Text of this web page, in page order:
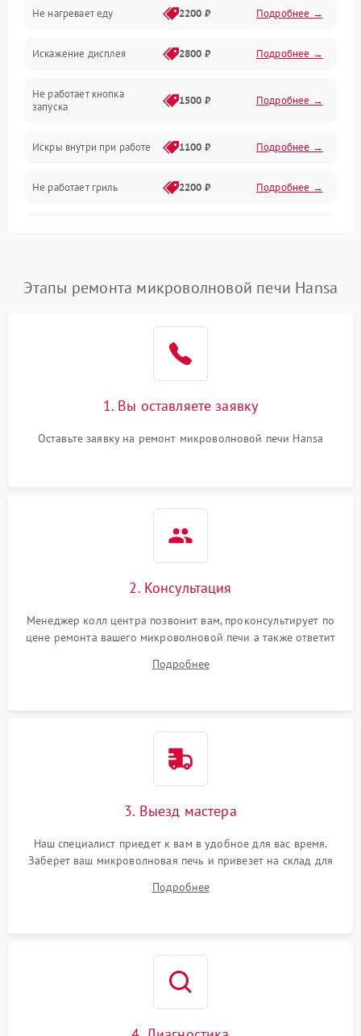
Механические повреждения
Питание и запуск
Нагрев и приготовление
Программное обеспечение
Не нагревает еду 2200 ₽ Подробнее →
Искажение дисплея 2800 ₽ Подробнее →
Не работает кнопка
запуска
1500 ₽ Подробнее →
Искры внутри при работе 1100 ₽ Подробнее →
Не работает гриль 2200 ₽ Подробнее →
Подробнее →
2200 ₽
Не работают сенсорные
1000 ₽
Этапы ремонта микроволновой печи Hansa
1. Вы оставляете заявку
Оставьте заявку на ремонт микроволновой печи Hansa
2. Консультация
Менеджер колл центра позвонит вам, проконсультирует по
цене ремонта вашего микроволновой печи а также ответит
Подробнее
3. Выезд мастера
Наш специалист приедет к вам в удобное для вас время.
Заберет ваш микроволновая печь и привезет на склад для
Подробнее